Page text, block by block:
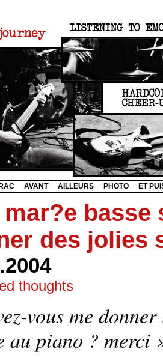
AVANT AILLEURS PHOTO ET
basse
des jolies
thoughts
vous me
au piano ? merci